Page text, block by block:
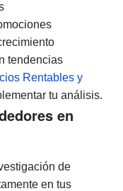
tendencias
Rentables y
tu análisis.
en
de
en tus